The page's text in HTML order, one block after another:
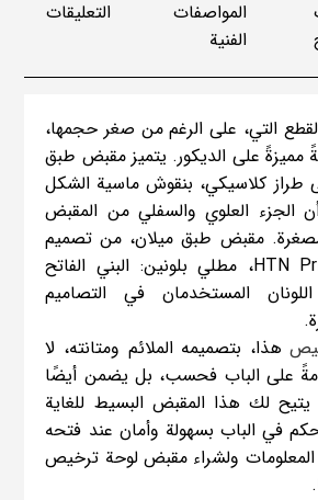
المواصفات
الفنية
التعليقات
التي، على الرغم من صغر حجمها،
مميزةً على الديكور. يتميز مقبض طبق
طراز كلاسيكي، بنقوش ماسية الشكل
الجزء العلوي والسفلي من المقبض
مقبض طبق ميلان، من تصميم
وإنتاج شركة HTN Prime، مطلي بلونين: البني الفاتح
المستخدمان في التصاميم
هذا، بتصميمه الملائم ومتانته، لا
على الباب فحسب، بل يضمن أيضًا
يتيح لك هذا المقبض البسيط للغاية
في الباب بسهولة وأمان عند فتحه
المعلومات ولشراء مقبض لوحة ترخيص